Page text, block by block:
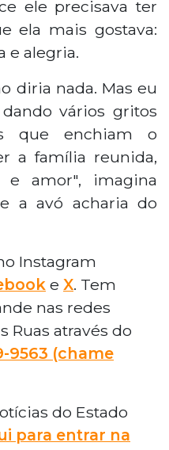
ele precisava ter
ela mais gostava:
e alegria.
diria nada. Mas eu
vários gritos
que enchiam o
a família reunida,
e amor", imagina
a avó acharia do
Instagram
e X. Tem
nas redes
Ruas através do
9563 (chame
do Estado
para entrar na